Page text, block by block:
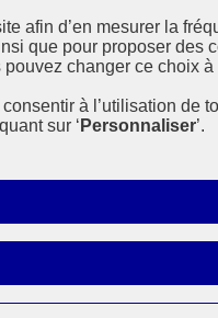
afin d’en mesurer la
que pour proposer des
changer ce choix
consentir à l’utilisation de
sur ‘ Personnaliser’.